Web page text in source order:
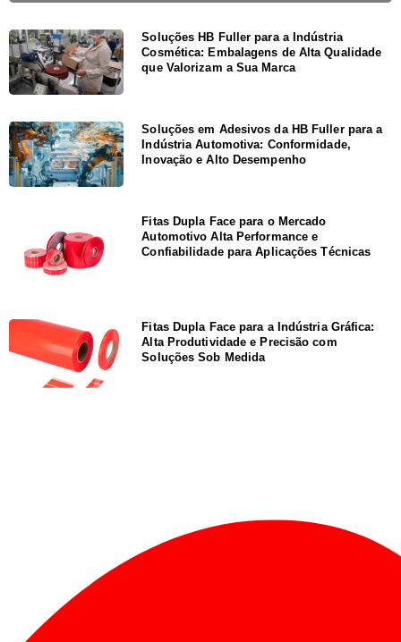
Soluções HB Fuller para a Indústria
Cosmética: Embalagens de Alta Qualidade
que Valorizam a Sua Marca
Soluções em Adesivos da HB Fuller para a
Indústria Automotiva: Conformidade,
Inovação e Alto Desempenho
Fitas Dupla Face para o Mercado
Automotivo Alta Performance e
Confiabilidade para Aplicações Técnicas
Fitas Dupla Face para a Indústria Gráfica:
Alta Produtividade e Precisão com
Soluções Sob Medida